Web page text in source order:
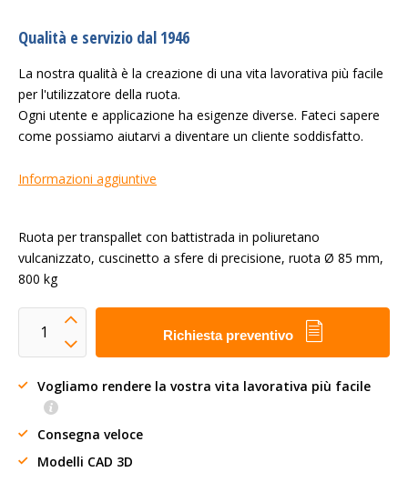
Qualità e servizio dal 1946
La nostra qualità è la creazione di una vita lavorativa più facile
per l'utilizzatore della ruota.
Ogni utente e applicazione ha esigenze diverse. Fateci sapere
come possiamo aiutarvi a diventare un cliente soddisfatto.
Informazioni aggiuntive
Ruota per transpallet con battistrada in poliuretano
vulcanizzato, cuscinetto a sfere di precisione, ruota Ø 85 mm,
800 kg
Richiesta preventivo
Vogliamo rendere la vostra vita lavorativa più facile
Consegna veloce
Modelli CAD 3D